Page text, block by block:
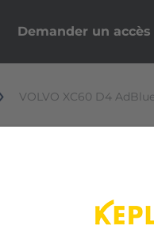
Demander un
VOLVO XC60 D4